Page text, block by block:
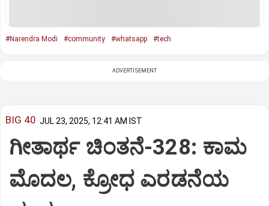
#Narendra Modi #community #whatsapp #tech
ADVERTISEMENT
BIG 40 JUL 23, 2025, 12:41 AM IST
ಗೀತಾರ್ಥ ಚಿಂತನೆ-328: ಕಾಮ
ಮೊದಲ, ಕ್ರೋಧ ಎರಡನೆಯ